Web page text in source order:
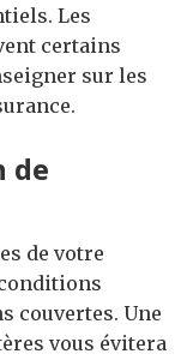
Les
certains
sur les
de
de votre
couvertes. Une
vous évitera